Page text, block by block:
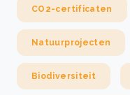
CO2-certificaten
Natuurprojecten
Biodiversiteit